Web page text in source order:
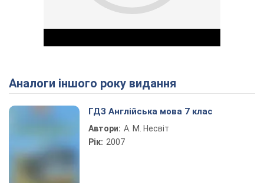
Play Video
Аналоги іншого року видання
ГДЗ Англійська мова 7 клас
Автори: А. М. Несвіт
Рік: 2007